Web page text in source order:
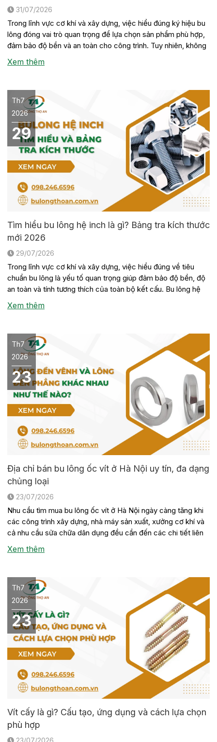
31/07/2026
Trong lĩnh vực cơ khí và xây dựng, việc hiểu đúng ký hiệu bu
lông đóng vai trò quan trọng để lựa chọn sản phẩm phù hợp,
đảm bảo độ bền và an toàn cho công trình. Tuy nhiên, không
phải ai cũng nắm rõ ý nghĩa của các con số, chữ cái hay tiêu
[…]
Xem thêm
Th7
2026
29
Tìm hiểu bu lông hệ inch là gì? Bảng tra kích thước
mới 2026
29/07/2026
Trong lĩnh vực cơ khí và xây dựng, việc hiểu đúng về tiêu
chuẩn bu lông là yếu tố quan trọng giúp đảm bảo độ bền, độ
an toàn và tính tương thích của toàn bộ kết cấu. Bu lông hệ
inch là một trong những loại bu lông được sử dụng phổ biến
trong […]
Xem thêm
Th7
2026
23
Địa chỉ bán bu lông ốc vít ở Hà Nội uy tín, đa dạng
chủng loại
23/07/2026
Nhu cầu tìm mua bu lông ốc vít ở Hà Nội ngày càng tăng khi
các công trình xây dựng, nhà máy sản xuất, xưởng cơ khí và
cả nhu cầu sửa chữa dân dụng đều cần đến các chi tiết liên
kết này. Tuy nhiên, không phải đơn vị nào cũng có sẵn đầy
[…]
Xem thêm
Th7
2026
23
Vít cấy là gì? Cấu tạo, ứng dụng và cách lựa chọn
phù hợp